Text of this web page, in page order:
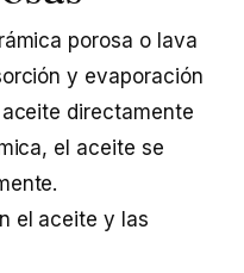
porosa o lava
y evaporación
directamente
el aceite se
el aceite y las